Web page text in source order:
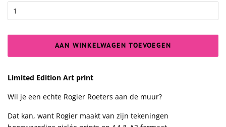
AAN WINKELWAGEN TOEVOEGEN
Limited Edition Art print
Wil je een echte Rogier Roeters aan de muur?
Dat kan, want Rogier maakt van zijn tekeningen